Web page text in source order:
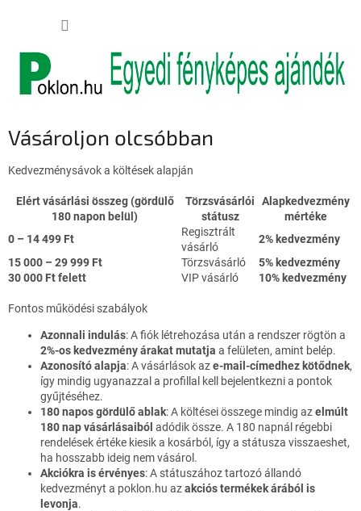
tartalomhoz
Vásároljon olcsóbban
Kedvezménysávok a költések alapján
Elért vásárlási összeg (gördülő
180 napon belül)
Törzsvásárlói
státusz
Alapkedvezmény
mértéke
0 – 14 499 Ft
Regisztrált
vásárló
2% kedvezmény
15 000 – 29 999 Ft
Törzsvásárló
5% kedvezmény
30 000 Ft felett
VIP vásárló 10% kedvezmény
Fontos működési szabályok
Azonnali indulás: A fiók létrehozása után a rendszer rögtön a
2%-os kedvezmény árakat mutatja a felületen, amint belép.
Azonosító alapja: A vásárlások aze-mail-címedhez kötődnek,
így mindig ugyanazzal a profillal kell bejelentkezni a pontok
gyűjtéséhez.
180 napos gördülő ablak: A költései összege mindig azelmúlt
180 nap vásárlásaiból adódik össze. A 180 napnál régebbi
rendelések értéke kiesik a kosárból, így a státusza visszaeshet,
ha hosszabb ideig nem vásárol.
Akciókra is érvényes: A státuszához tartozó állandó
kedvezményt a poklon.hu azakciós termékek árából is
levonja.